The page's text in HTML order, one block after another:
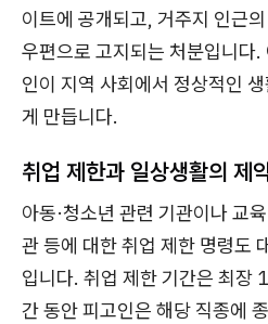
이트에 공개되고, 거주지 인근
우편으로 고지되는 처분입니다
인이 지역 사회에서 정상적인
게 만듭니다.
취업 제한과 일상생활의 제
아동·청소년 관련 기관이나 교
관 등에 대한 취업 제한 명령도
입니다. 취업 제한 기간은 최장
간 동안 피고인은 해당 직종에